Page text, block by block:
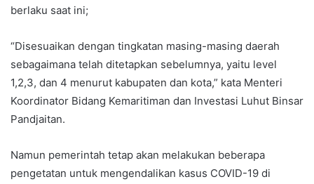
berlaku saat ini;
“Disesuaikan dengan tingkatan masing-masing daerah
sebagaimana telah ditetapkan sebelumnya, yaitu level
1,2,3, dan 4 menurut kabupaten dan kota,” kata Menteri
Koordinator Bidang Kemaritiman dan Investasi Luhut Binsar
Pandjaitan.
Namun pemerintah tetap akan melakukan beberapa
pengetatan untuk mengendalikan kasus COVID-19 di